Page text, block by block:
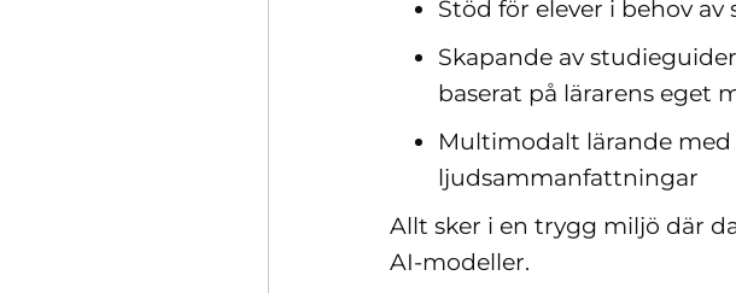
Stöd för elever i behov av
Skapande av
baserat på lärarens eget
Multimodalt lärande med
ljudsammanfattningar
Allt sker i en trygg miljö där
AI‑modeller.